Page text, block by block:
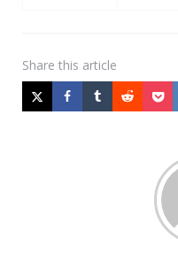
Share this article